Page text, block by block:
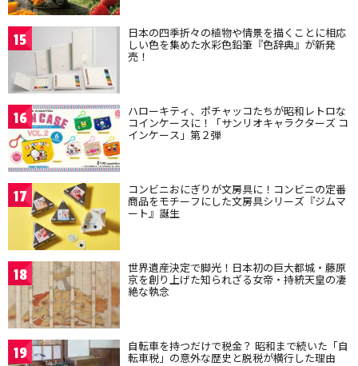
15 日本の四季折々の植物や情景を描くことに相応
しい色を集めた水彩色鉛筆『色辞典』が新発
売！
16 ハローキティ、ポチャッコたちが昭和レトロな
コインケースに！「サンリオキャラクターズ コ
インケース」第２弾
17 コンビニおにぎりが文房具に！コンビニの定番
商品をモチーフにした文房具シリーズ『ジムマ
ート』誕生
18 世界遺産決定で脚光！日本初の巨大都城・藤原
京を創り上げた知られざる女帝・持統天皇の凄
絶な執念
19 自転車を持つだけで税金？ 昭和まで続いた「自
転車税」の意外な歴史と脱税が横行した理由